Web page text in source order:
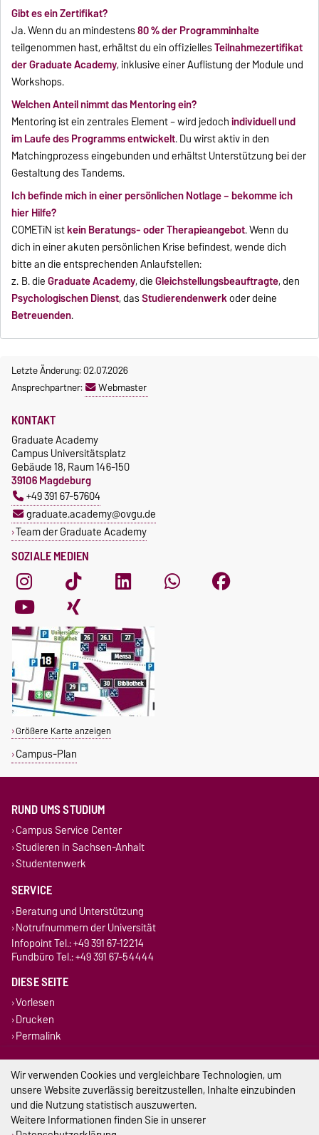
Gibt es ein Zertifikat?
Ja. Wenn du an mindestens80 % der Programminhalte
teilgenommen hast, erhältst du ein offiziellesTeilnahmezertifikat
der Graduate Academy, inklusive einer Auflistung der Module und
Workshops.
Welchen Anteil nimmt das Mentoring ein?
Mentoring ist ein zentrales Element – wird jedochindividuell und
im Laufe des Programms entwickelt. Du wirst aktiv in den
Matchingprozess eingebunden und erhältst Unterstützung bei der
Gestaltung des Tandems.
Ich befinde mich in einer persönlichen Notlage – bekomme ich
hier Hilfe?
COMETiN istkein Beratungs- oder Therapieangebot. Wenn du
dich in einer akuten persönlichen Krise befindest, wende dich
bitte an die entsprechenden Anlaufstellen:
z. B. dieGraduate Academy, dieGleichstellungsbeauftragte, den
Psychologischen Dienst, dasStudierendenwerkoder deine
Betreuenden.
Letzte Änderung: 02.07.2026
Ansprechpartner:
Webmaster
SOZIALE MEDIEN
KONTAKT
Graduate Academy
Campus Universitätsplatz
Gebäude 18, Raum 146-150
39106 Magdeburg
+49 391 67-57604
graduate.academy@ovgu.de
Team der Graduate Academy
Größere Karte anzeigen
Campus-Plan
RUND UMS STUDIUM
Campus Service Center
Studieren in Sachsen-Anhalt
Studentenwerk
SERVICE
Beratung und Unterstützung
Notrufnummern der Universität
Infopoint Tel.: +49 391 67-12214
Fundbüro Tel.: +49 391 67-54444
DIESE SEITE
Vorlesen
Drucken
Permalink
Impressum
Datenschutz
Barrierefreiheit
Wir verwenden Cookies und vergleichbare Technologien, um
unsere Website zuverlässig bereitzustellen, Inhalte einzubinden
und die Nutzung statistisch auszuwerten.
Weitere Informationen finden Sie in unserer